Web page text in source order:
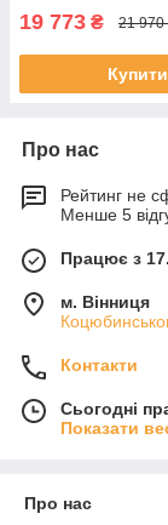
19 773 ₴ 21 970
Купити
Про нас
Рейтинг не
Менше 5
Працює з
м. Вінниця
Контакти
Сьогодні
Показати
Про нас